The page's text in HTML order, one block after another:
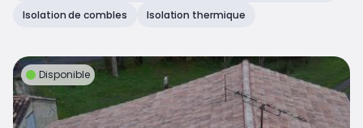
Isolation de combles
Isolation thermique
Disponible